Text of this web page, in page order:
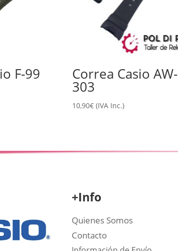
F-99 Correa Casio AW-
303
10,90€ (IVA Inc.)
+Info
Quienes Somos
Contacto